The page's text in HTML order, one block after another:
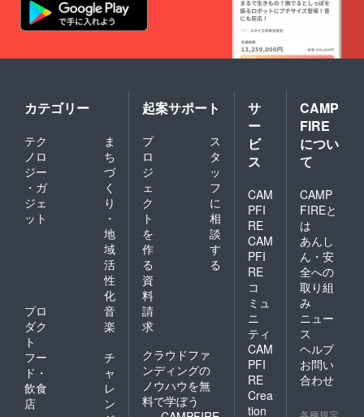
カテゴリー
テク
ノロ
ジー
・ガ
ジェ
ット
ま
ち
づ
く
り
・
地
域
活
性
化
プロ
ダク
ト
音
楽
フー
ド・
飲食
店
チ
ャ
レ
ン
起案サポート
プ
ロ
ジ
ェ
ク
ト
を
作
る
ス
タ
ッ
フ
に
相
談
す
る
資
料
請
求
クラウドファ
ンディングの
ノウハウを無
料で学ぼう
サ
ー
ビ
ス
CAM
PFI
RE
CAM
PFI
RE
コ
ミュ
ニ
ティ
CAM
PFI
RE
Crea
tion
CAMP
FIRE
につい
て
CAMP
FIREと
は
あんし
ん・安
全への
取り組
み
ニュー
ス
ヘルプ
お問い
合わせ